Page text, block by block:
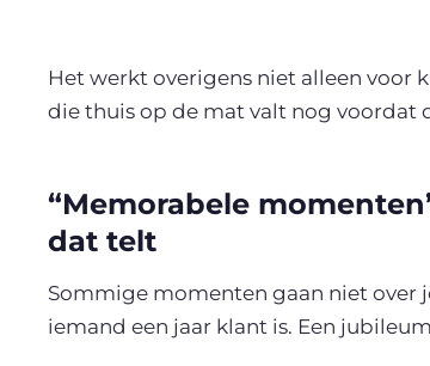
Het werkt overigens niet alleen voor
die thuis op de mat valt nog voordat
“Memorabele
dat telt
Sommige momenten gaan niet over
iemand een jaar klant is. Een